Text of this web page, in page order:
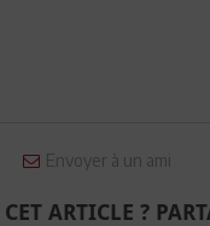
Envoyer à un ami
ARTICLE ?